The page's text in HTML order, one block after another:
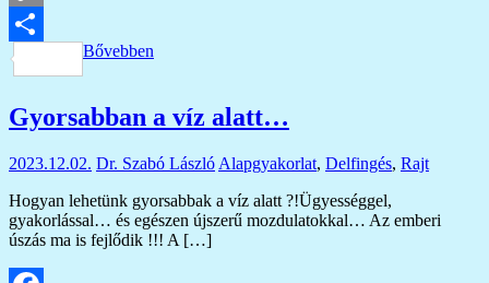
Copy
Link
Ossza
Bővebben
Gyorsabban a víz alatt…
2023.12.02. Dr. Szabó László Alapgyakorlat, Delfingés, Rajt
Hogyan lehetünk gyorsabbak a víz alatt ?!Ügyességgel,
gyakorlással… és egészen újszerű mozdulatokkal… Az emberi
úszás ma is fejlődik !!! A […]